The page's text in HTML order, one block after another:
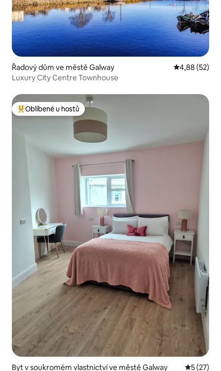
Řadový dům ve městě Galway Průměrné
4,88 (52)
Luxury City Centre Townhouse
Nejlepší v kategorii Oblíbené u hostů
Oblíbené u hostů
Byt v soukromém vlastnictví ve městě Galway Průměrné
5 (27)